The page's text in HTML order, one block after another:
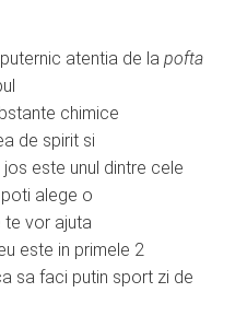
atentia de la pofta
chimice
de spirit si
jos este unul dintre cele
alege o
vor ajuta
este in primele 2
sa faci putin sport zi de